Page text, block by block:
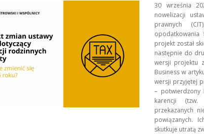
30 września
nowelizacji
prawnych
opodatkowania
projekt został
następnie do
wersji projektu
Business w
wersji przyjętej
– potwierdzony
karencji (tzw.
przekazanych
powiązanych.
skutkuje utratą